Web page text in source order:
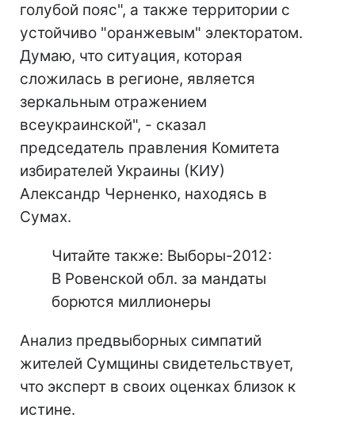
голубой пояс", а также территории с
устойчиво "оранжевым" электоратом.
Думаю, что ситуация, которая
сложилась в регионе, является
зеркальным отражением
всеукраинской", - сказал
председатель правления Комитета
избирателей Украины (КИУ)
Александр Черненко, находясь в
Сумах.
Читайте также: Выборы-2012:
В Ровенской обл. за мандаты
борются миллионеры
Анализ предвыборных симпатий
жителей Сумщины свидетельствует,
что эксперт в своих оценках близок к
истине.